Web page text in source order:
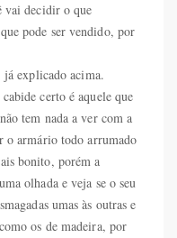
vai decidir o que
pode ser vendido, por
já explicado acima.
certo é aquele que
tem nada a ver com a
o armário todo arrumado
bonito, porém a
olhada e veja se o seu
umas às outras e
os de madeira, por